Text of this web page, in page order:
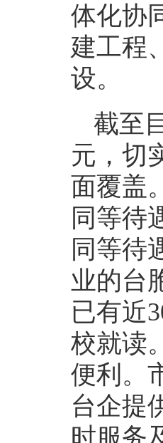
体化协
建工程
设。
截至
元，切
面覆盖
同等待
同等待
业的台
已有近
校就读
便利。
台企提
时服务